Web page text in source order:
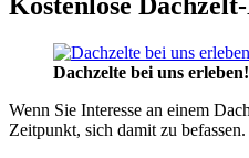
Dachzelte bei uns erleben!
Wenn Sie Interesse an einem
Zeitpunkt, sich damit zu befassen.